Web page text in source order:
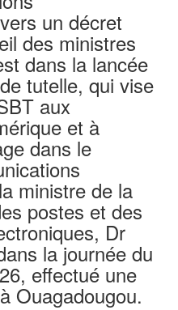
un décret
des ministres
dans la lancée
tutelle, qui vise
aux
et à
dans le
ministre de la
postes et des
Dr
la journée du
effectué une
Ouagadougou.